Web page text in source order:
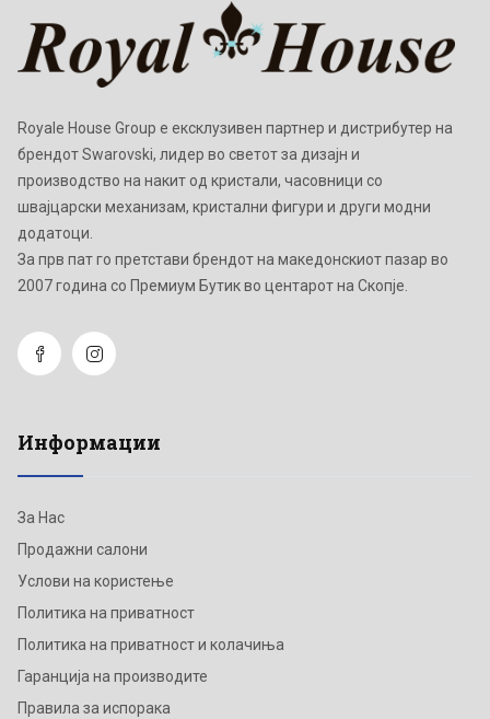
Royale House Group е ексклузивен партнер и дистрибутер на
брендот Swarovski, лидер во светот за дизајн и
производство на накит од кристали, часовници со
швајцарски механизам, кристални фигури и други модни
додатоци.
Зa прв пат го претстави брендот на македонскиот пазар во
2007 година со Премиум Бутик во центарот на Скопје.
Информации
За Нас
Продажни салони
Услови на користење
Политика на приватност
Политика на приватност и колачиња
Гаранција на производите
Правила за испорака